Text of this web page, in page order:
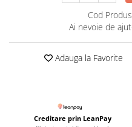
Cod
Ai nevoie de
Adauga la Favorite
Creditare prin LeanPay